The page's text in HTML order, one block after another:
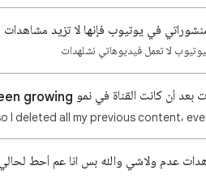
في يوتيوب فإنها لا تزيد مشاهدات
لا تعمل فيديوهاتي نشلهدات
I deleted all my previous content,
عدم ولاشي والله بس انا عم أحط